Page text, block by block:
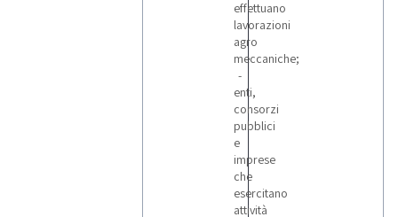
effettuano
lavorazioni
agro
meccaniche;
-
enti,
consorzi
pubblici
e
imprese
che
esercitano
attività